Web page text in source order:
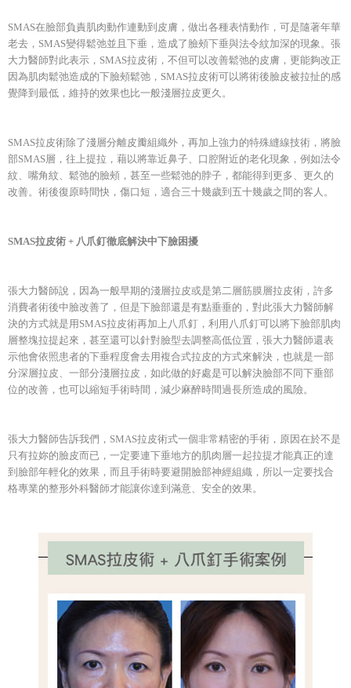
SMAS在臉部負責肌肉動作連動到皮膚，做出各種表情動作，可是隨著年華
老去，SMAS變得鬆弛並且下垂，造成了臉頰下垂與法令紋加深的現象。張
大力醫師對此表示，SMAS拉皮術，不但可以改善鬆弛的皮膚，更能夠改正
因為肌肉鬆弛造成的下臉頰鬆弛，SMAS拉皮術可以將術後臉皮被拉扯的感
覺降到最低，維持的效果也比一般淺層拉皮更久。
SMAS拉皮術除了淺層分離皮瓣組織外，再加上強力的特殊縫線技術，將臉
部SMAS層，往上提拉，藉以將靠近鼻子、口腔附近的老化現象，例如法令
紋、嘴角紋、鬆弛的臉頰，甚至一些鬆弛的脖子，都能得到更多、更久的
改善。術後復原時間快，傷口短，適合三十幾歲到五十幾歲之間的客人。
SMAS拉皮術 + 八爪釘徹底解決中下臉困擾
張大力醫師說，因為一般早期的淺層拉皮或是第二層筋膜層拉皮術，許多
消費者術後中臉改善了，但是下臉部還是有點垂垂的，對此張大力醫師解
決的方式就是用SMAS拉皮術再加上八爪釘，利用八爪釘可以將下臉部肌肉
層整塊拉提起來，甚至還可以針對臉型去調整高低位置，張大力醫師還表
示他會依照患者的下垂程度會去用複合式拉皮的方式來解決，也就是一部
分深層拉皮、一部分淺層拉皮，如此做的好處是可以解決臉部不同下垂部
位的改善，也可以縮短手術時間，減少麻醉時間過長所造成的風險。
張大力醫師告訴我們，SMAS拉皮術式一個非常精密的手術，原因在於不是
只有拉妳的臉皮而已，一定要連下垂地方的肌肉層一起拉提才能真正的達
到臉部年輕化的效果，而且手術時要避開臉部神經組織，所以一定要找合
格專業的整形外科醫師才能讓你達到滿意、安全的效果。